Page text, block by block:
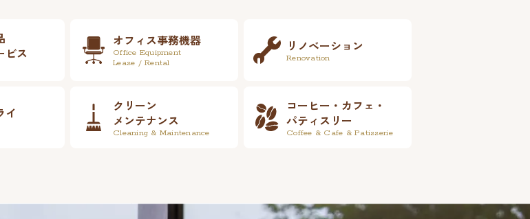
ビス
オフィス事務機器
Office Equipment
Lease / Rental
リノベーション
Renovation
イ
クリーン
メンテナンス
Cleaning & Maintenance
コーヒー・カフェ・
パティスリー
Coffee & Cafe & Patisserie